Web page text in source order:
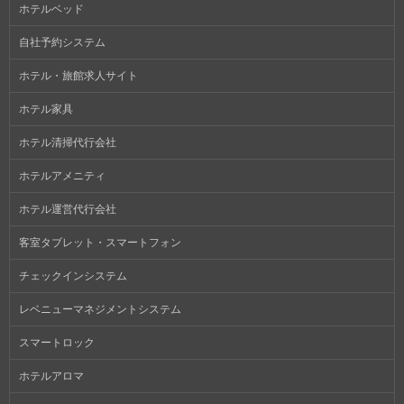
ホテルベッド
自社予約システム
ホテル・旅館求人サイト
ホテル家具
ホテル清掃代行会社
ホテルアメニティ
ホテル運営代行会社
客室タブレット・スマートフォン
チェックインシステム
レベニューマネジメントシステム
スマートロック
ホテルアロマ